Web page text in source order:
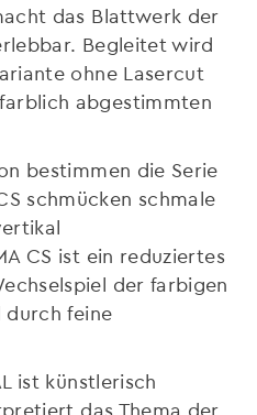
das Blattwerk der
Begleitet wird
ohne Lasercut
abgestimmten
bestimmen die Serie
schmücken schmale
CS ist ein reduziertes
der farbigen
durch feine
ist künstlerisch
das Thema der